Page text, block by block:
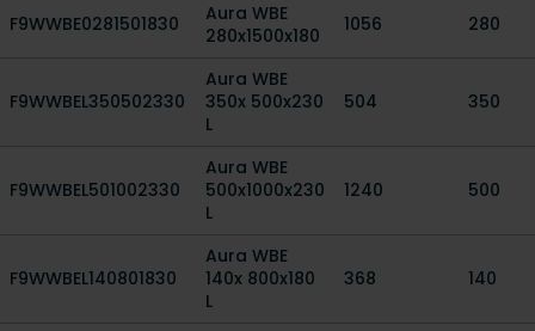
F9WWBE0281501830
Aura WBE
280x1500x180
1056 280
F9WWBEL350502330
Aura WBE
350x 500x230
L
504 350
F9WWBEL501002330
Aura WBE
500x1000x230
L
1240 500
F9WWBEL140801830
Aura WBE
140x 800x180
L
368 140